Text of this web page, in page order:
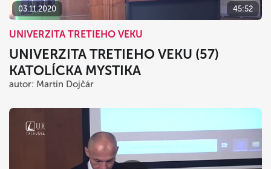
03.11.2020 45:52
UNIVERZITA TRETIEHO VEKU
UNIVERZITA TRETIEHO VEKU (57)
KATOLÍCKA MYSTIKA
autor: Martin Dojčár